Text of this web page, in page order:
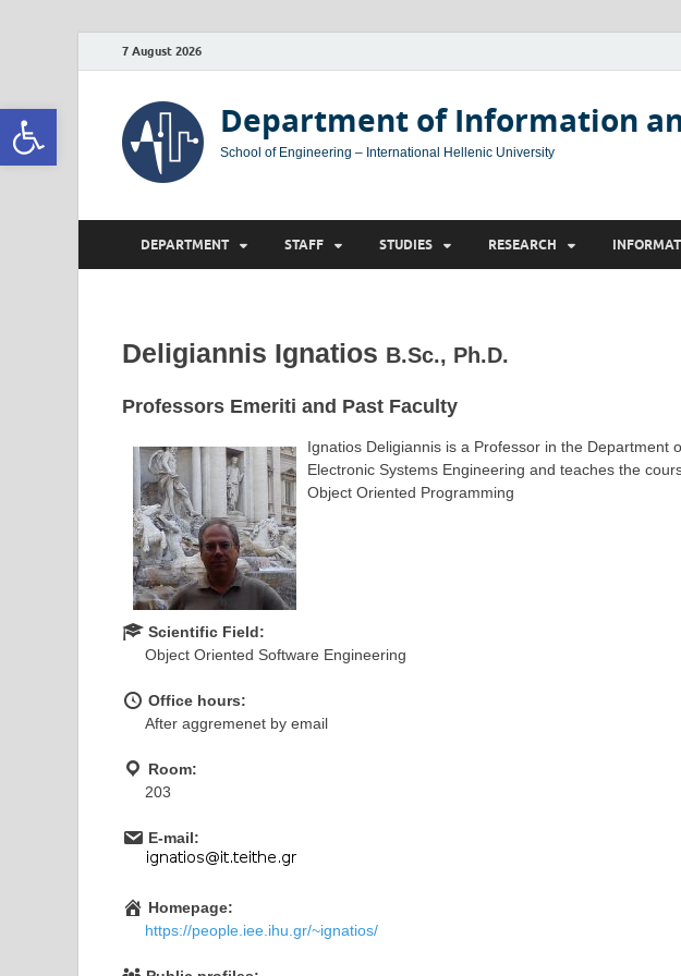
Open toolbar
7 August 2026
Department of Information
School of Engineering – International Hellenic University
DEPARTMENT STAFF STUDIES RESEARCH
Deligiannis Ignatios B.Sc., Ph.D.
Professors Emeriti and Past Faculty
Ignatios Deligiannis is a Professor in the Department
Electronic Systems Engineering and teaches the
Object Oriented Programming
Scientific Field:
Object Oriented Software Engineering
Office hours:
After aggremenet by email
Room:
203
E-mail:
Homepage:
https://people.iee.ihu.gr/~ignatios/